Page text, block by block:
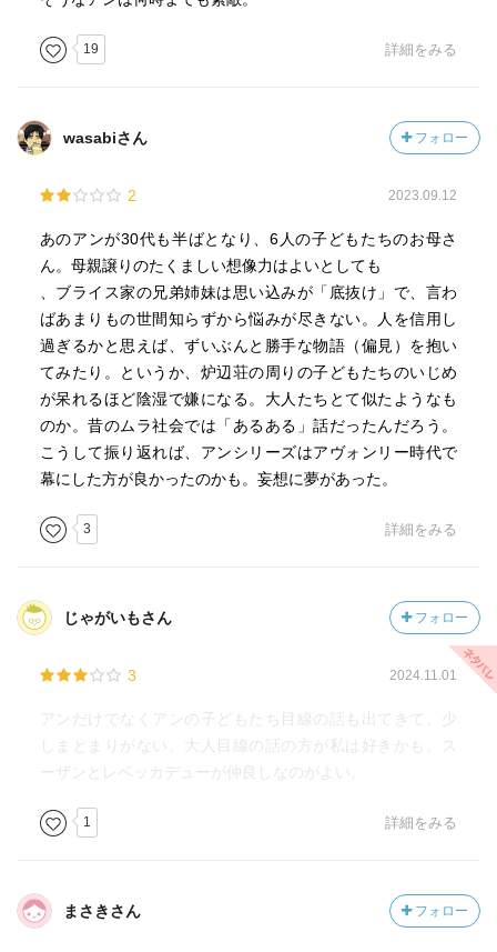
19 詳細をみる
wasabiさん フォロー
2 2023.09.12
あのアンが30代も半ばとなり、6人の子どもたちのお母さ
ん。母親譲りのたくましい想像力はよいとしても
、ブライス家の兄弟姉妹は思い込みが「底抜け」で、言わ
ばあまりもの世間知らずから悩みが尽きない。人を信用し
過ぎるかと思えば、ずいぶんと勝手な物語（偏見）を抱い
てみたり。というか、炉辺荘の周りの子どもたちのいじめ
が呆れるほど陰湿で嫌になる。大人たちとて似たようなも
のか。昔のムラ社会では「あるある」話だったんだろう。
こうして振り返れば、アンシリーズはアヴォンリー時代で
幕にした方が良かったのかも。妄想に夢があった。
3 詳細をみる
じゃがいもさん フォロー
3 2024.11.01
アンだけでなくアンの子どもたち目線の話も出てきて、少
しまとまりがない。大人目線の話の方が私は好きかも。ス
ーザンとレベッカデューが仲良しなのがよい。
1 詳細をみる
まさきさん フォロー